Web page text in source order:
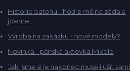
Historie batohu - hoď si mě na záda a
jdeme...
Výroba na zakázku - nové modely?
Novinka - pánská aktovka Mikelo
Jak jsme si je nakonec museli ušít sami